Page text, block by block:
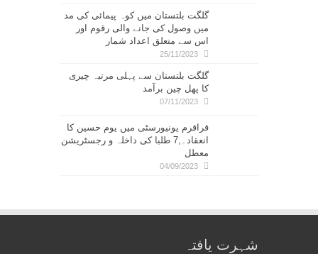
گلگت بلتستان میں کوہ پیمائی کی مد
میں وصول کی جانے والی رقوم اور
اس سے متعلق اعداد شمار
25/11/2023
گلگت بلتستان سے پہلی مرتبہ چیری
کا پھل چین برآمد
07/11/2023
قراقرم یونیورسٹی میں یوم حسین کا
انعقاد۔,7 طلبا کی داخلہ و رجسٹریشن
معطل
04/09/2023
شہرت یافتہ